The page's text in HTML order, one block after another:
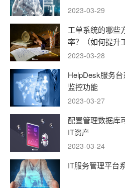
2023-03-29
工单系统的哪些
率？（如何提升
2023-03-28
HelpDesk服务
监控功能
2023-03-27
配置管理数据库
IT资产
2023-03-24
IT服务管理平台